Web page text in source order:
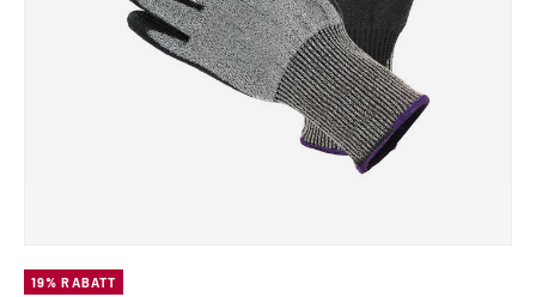
19% RABATT